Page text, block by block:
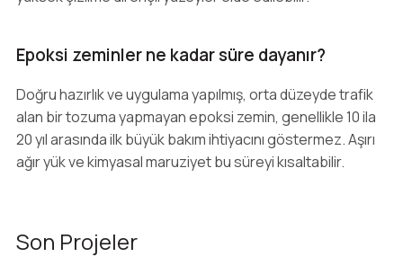
Epoksi zeminler ne kadar süre dayanır?
Doğru hazırlık ve uygulama yapılmış, orta düzeyde trafik
alan bir tozuma yapmayan epoksi zemin, genellikle 10 ila
20 yıl arasında ilk büyük bakım ihtiyacını göstermez. Aşırı
ağır yük ve kimyasal maruziyet bu süreyi kısaltabilir.
Son Projeler